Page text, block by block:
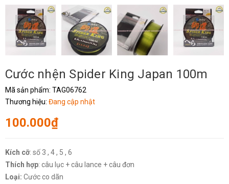
Cước nhện Spider King Japan 100m
Mã sản phẩm: TAG06762
Thương hiệu: Đang cập nhật
100.000₫
Kích cỡ: số 3 , 4 , 5 , 6
Thích hợp: câu lục + câu lance + câu đơn
Loại: Cước co dãn